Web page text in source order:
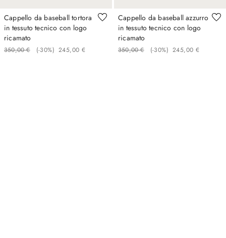
Cappello da baseball tortora
in tessuto tecnico con logo
ricamato
350,00 € (-30%) 245,00 €
Cappello da baseball azzurro
in tessuto tecnico con logo
ricamato
350,00 € (-30%) 245,00 €